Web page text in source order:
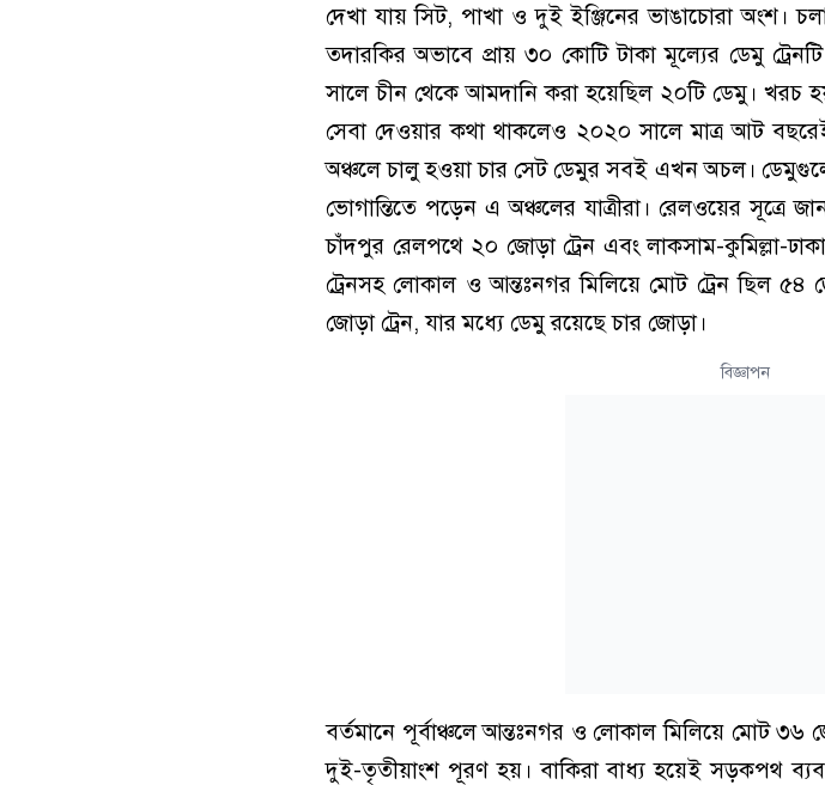
দেখা যায় সিট, পাখা ও দুই ইঞ্জিনের ভাঙাচোরা অংশ।
তদারকির অভাবে প্রায় ৩০ কোটি টাকা মূল্যের ডেমু
সালে চীন থেকে আমদানি করা হয়েছিল ২০টি ডেমু। খরচ
সেবা দেওয়ার কথা থাকলেও ২০২০ সালে মাত্র আট
অঞ্চলে চালু হওয়া চার সেট ডেমুর সবই এখন অচল।
ভোগান্তিতে পড়েন এ অঞ্চলের যাত্রীরা। রেলওয়ের সূত্রে
চাঁদপুর রেলপথে ২০ জোড়া ট্রেন এবং লাকসাম-কুমিল্লা-
ট্রেনসহ লোকাল ও আন্তঃনগর মিলিয়ে মোট ট্রেন ছিল
জোড়া ট্রেন, যার মধ্যে ডেমু রয়েছে চার জোড়া।
বিজ্ঞাপন
বর্তমানে পূর্বাঞ্চলে আন্তঃনগর ও লোকাল মিলিয়ে মোট ৩৬
দুই-তৃতীয়াংশ পূরণ হয়। বাকিরা বাধ্য হয়েই সড়কপথ